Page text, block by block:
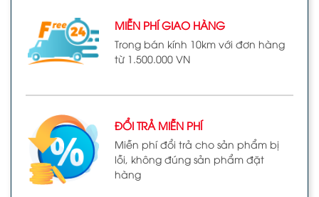
MIỄN PHÍ GIAO HÀNG
Trong bán kính 10km với đơn hàng
từ 1.500.000 VN
ĐỔI TRẢ MIỄN PHÍ
Miễn phí đổi trả cho sản phẩm bị
lỗi, không đúng sản phẩm đặt
hàng